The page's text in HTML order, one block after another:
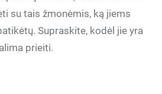
su tais žmonėmis, ką jiems
Supraskite, kodėl jie yra
prieiti.